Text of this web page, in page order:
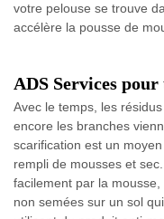
votre pelouse se trouve
accélère la pousse de
ADS Services
Avec le temps, les
encore les branches
scarification est un
rempli de mousses et
facilement par la
non semées sur un sol